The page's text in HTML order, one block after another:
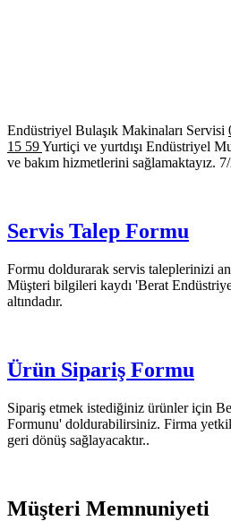
Endüstriyel Bulaşık Makinaları Servisi
15 59Yurtiçi ve yurtdışı Endüstriyel
ve bakım hizmetlerini sağlamaktayız.
Servis Talep Formu
Formu doldurarak servis taleplerinizi
Müşteri bilgileri kaydı 'Berat
altındadır.
Ürün Sipariş Formu
Sipariş etmek istediğiniz ürünler için
Formunu' doldurabilirsiniz. Firma
geri dönüş sağlayacaktır..
Müşteri Memnuniyeti